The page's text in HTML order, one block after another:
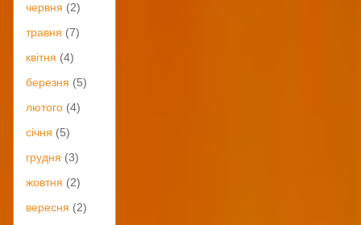
червня (2)
травня (7)
квітня (4)
березня (5)
лютого (4)
січня (5)
грудня (3)
жовтня (2)
вересня (2)